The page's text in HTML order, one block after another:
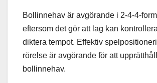
Bollinnehav är avgörande i 2-4-4-
eftersom det gör att lag kan
diktera tempot. Effektiv
rörelse är avgörande för att
bollinnehav.